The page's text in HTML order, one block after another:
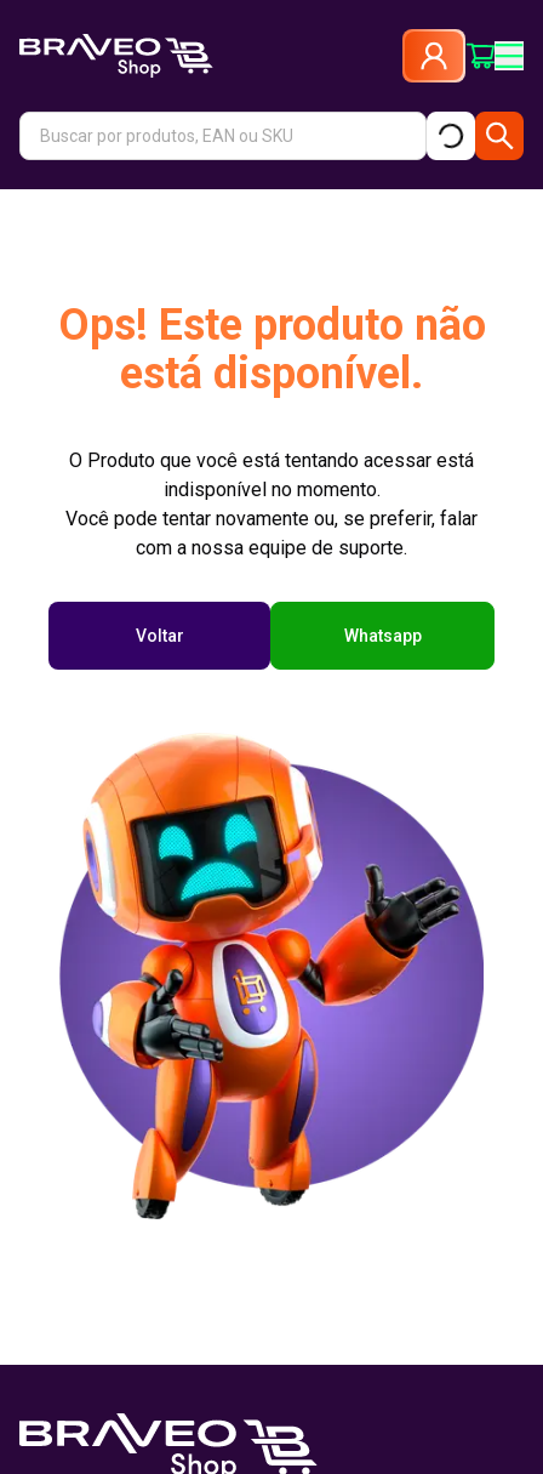
Ops! Este produto não
está disponível.
O Produto que você está tentando acessar está
indisponível no momento.
Você pode tentar novamente ou, se preferir, falar
com a nossa equipe de suporte.
Voltar Whatsapp